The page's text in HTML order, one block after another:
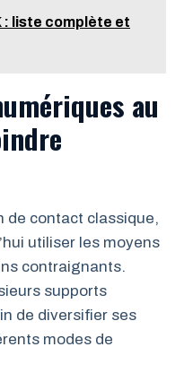
: liste complète et
au
de contact classique,
utiliser les moyens
contraignants.
supports
de diversifier ses
modes de